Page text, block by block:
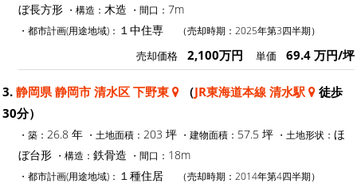
ぼ長方形 ・構造： 木造 ・間口： 7m
・都市計画(用途地域)： １中住専 （売却時期：2025年第3四半期）
売却価格 2,100万円 単価 69.4 万円/坪
3. 静岡県 静岡市 清水区 下野東 （JR東海道本線 清水駅
徒歩
30分）
・築： 26.8 年 ・土地面積： 203 坪 ・建物面積： 57.5 坪 ・土地形状： ほ
ぼ台形 ・構造： 鉄骨造 ・間口： 18m
・都市計画(用途地域)： １種住居 （売却時期：2014年第4四半期）